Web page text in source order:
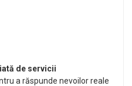
de servicii
a răspunde nevoilor reale